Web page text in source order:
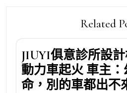
Related
JIUYI俱意診所設
動力車起火 車主
命，別的車都出不